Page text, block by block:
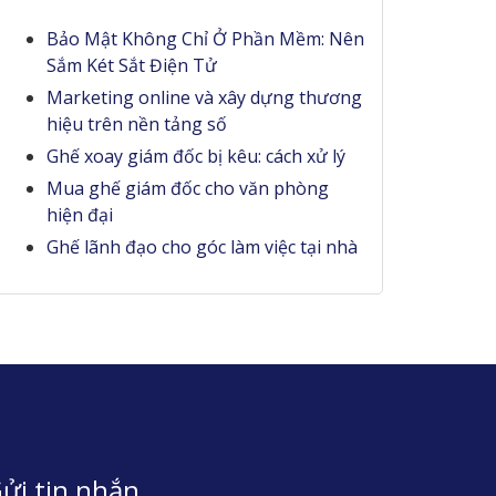
Bảo Mật Không Chỉ Ở Phần Mềm: Nên
Sắm Két Sắt Điện Tử
Marketing online và xây dựng thương
hiệu trên nền tảng số
Ghế xoay giám đốc bị kêu: cách xử lý
Mua ghế giám đốc cho văn phòng
hiện đại
Ghế lãnh đạo cho góc làm việc tại nhà